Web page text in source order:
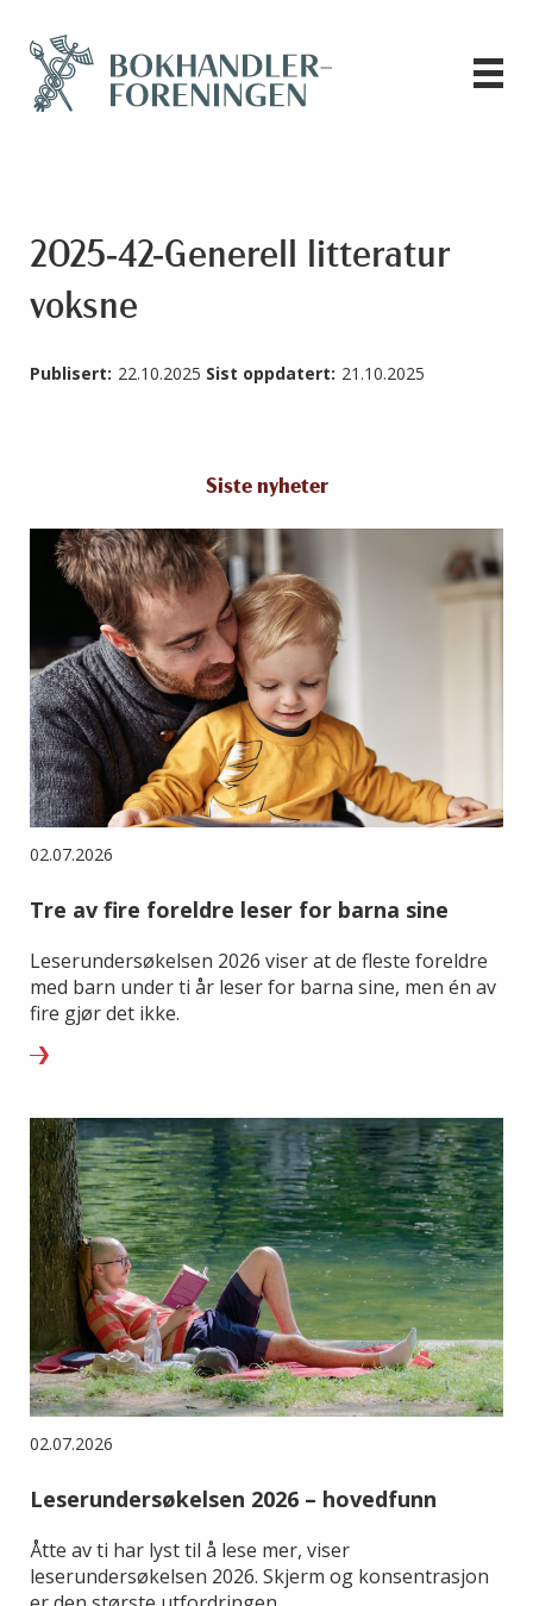
2025-42-Generell litteratur
voksne
Publisert: 22.10.2025 Sist oppdatert: 21.10.2025
Siste nyheter
02.07.2026
Tre av fire foreldre leser for barna sine
Leserundersøkelsen 2026 viser at de fleste foreldre
med barn under ti år leser for barna sine, men én av
fire gjør det ikke.
02.07.2026
Leserundersøkelsen 2026 – hovedfunn
Åtte av ti har lyst til å lese mer, viser
leserundersøkelsen 2026. Skjerm og konsentrasjon